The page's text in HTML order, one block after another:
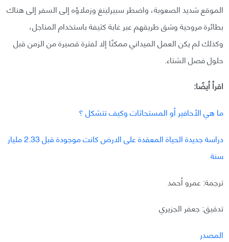
الموقع شديد الصعوبة، واضطر سبيرلينغ وزملاؤه إلى السفر إلى هناك
بطائرة مروحية وشق طريقهم عبر غابة كثيفة باستخدام المناجل،
وكذلك لم يكن العمل الميداني ممكنًا إلا لفترة قصيرة من الزمن قبل
حلول فصل الشتاء.
اقرأ أيضًا:
ما هي الأحافير أو المستحاثات وكيف تتشكل ؟
دراسة جديدة الحياة المعقدة على الارض كانت موجودة قبل 2.33 مليار
سنة
ترجمة: عمرو أحمد
تدقيق: جعفر الجزيري
المصدر